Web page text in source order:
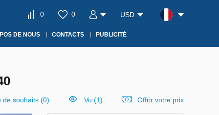
0 0 USD
DE NOUS CONTACTS PUBLICITÉ
de souhaits (0) Vu (1) Offrir votre prix